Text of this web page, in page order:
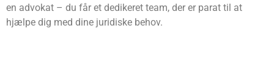
en advokat – du får et dedikeret team, der er parat til at
hjælpe dig med dine juridiske behov.